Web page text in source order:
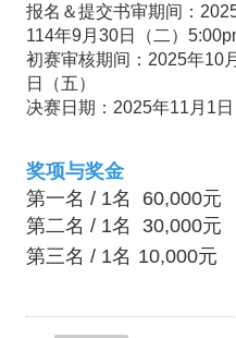
报名＆提交书审期间：
114年9月30日（二）
初赛审核期间：2025年10
日（五）
决赛日期：2025年11月1
奖项与奖金
第一名 / 1名 60,000元
第二名 / 1名 30,000元
第三名 / 1名 10,000元